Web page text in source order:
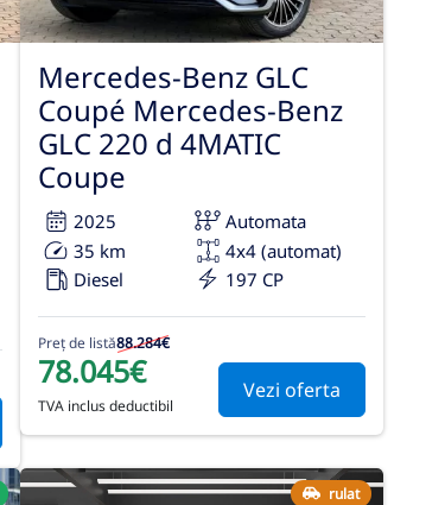
Mercedes-Benz GLC
Coupé Mercedes-Benz
GLC 220 d 4MATIC
Coupe
2025
Automata
35 km
4x4 (automat)
Diesel
197 CP
Preț de listă88.284€
78.045€
TVA inclus deductibil
Vezi oferta
rulat